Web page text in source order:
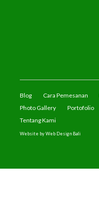
Blog Cara Pemesanan
Photo Gallery
Portofolio
Tentang Kami
Website byWeb Design Bali